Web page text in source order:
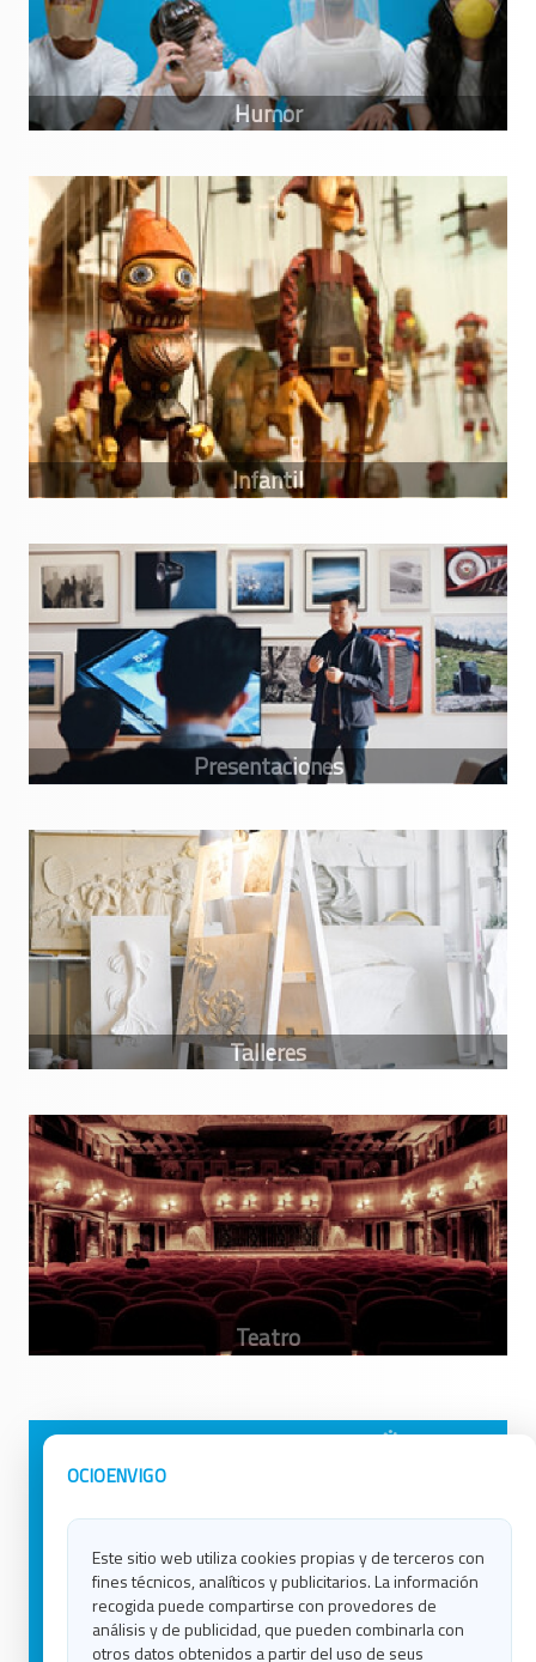
OCIOENVIGO
Este sitio web utiliza cookies propias y de terceros con
fines técnicos, analíticos y publicitarios. La información
recogida puede compartirse con provedores de
análisis y de publicidad, que pueden combinarla con
otros datos obtenidos a partir del uso de seus
Avisos Legales
Contacto
Política de Cookies
Ocio en Lugo
Ocio en Ourense
Ocio en Pontevedra
Ocio en Santiago